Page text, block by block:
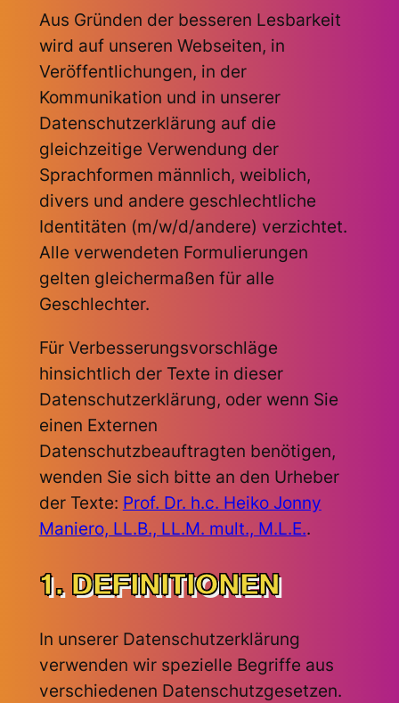
Aus Gründen der besseren Lesbarkeit
wird auf unseren Webseiten, in
Veröffentlichungen, in der
Kommunikation und in unserer
Datenschutzerklärung auf die
gleichzeitige Verwendung der
Sprachformen männlich, weiblich,
divers und andere geschlechtliche
Identitäten (m/w/d/andere) verzichtet.
Alle verwendeten Formulierungen
gelten gleichermaßen für alle
Geschlechter.
Für Verbesserungsvorschläge
hinsichtlich der Texte in dieser
Datenschutzerklärung, oder wenn Sie
einen Externen
Datenschutzbeauftragten benötigen,
wenden Sie sich bitte an den Urheber
der Texte: Prof. Dr. h.c. Heiko Jonny
Maniero, LL.B., LL.M. mult., M.L.E..
1. DEFINITIONEN
In unserer Datenschutzerklärung
verwenden wir spezielle Begriffe aus
verschiedenen Datenschutzgesetzen.